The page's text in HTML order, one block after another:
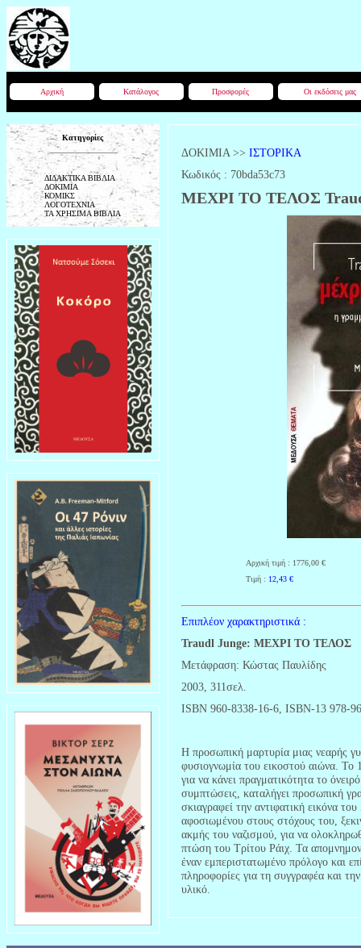
Αρχική Κατάλογος Προσφορές Οι εκδόσεις μας
Κατηγορίες
ΔΙΔΑΚΤΙΚΑ ΒΙΒΛΙΑ
ΔΟΚΙΜΙΑ
ΚΟΜΙΚΣ
ΛΟΓΟΤΕΧΝΙΑ
ΤΑ ΧΡΗΣΙΜΑ ΒΙΒΛΙΑ
ΔΟΚΙΜΙΑ >> ΙΣΤΟΡΙΚΑ
Κωδικός : 70bda53c73
ΜΕΧΡΙ ΤΟ ΤΕΛΟΣ
Αρχική τιμή : 1776,00 €
Τιμή : 12,43 €
Επιπλέον χαρακτηριστικά :
Traudl Junge: ΜΕΧΡΙ ΤΟ ΤΕΛΟΣ
Μετάφραση: Κώστας Παυλίδης
2003, 311σελ.
ISBN 960-8338-16-6, ISBN-13 978-
Η προσωπική μαρτυρία μιας νεαρής
φυσιογνωμία του εικοστού αιώνα. Το
για να κάνει πραγματικότητα το
συμπτώσεις, καταλήγει προσωπική
σκιαγραφεί την αντιφατική εικόνα
αφοσιωμένου στους στόχους του,
ακμής του ναζισμού, για να
πτώση του Τρίτου Ράιχ. Τα
έναν εμπεριστατωμένο πρόλογο και
πληροφορίες για τη συγγραφέα και
υλικό.